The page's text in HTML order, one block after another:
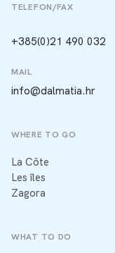
TELEFON/FAX
+385(0)21 490 032
MAIL
info@dalmatia.hr
WHERE TO GO
La Côte
Les îles
Zagora
WHAT TO DO